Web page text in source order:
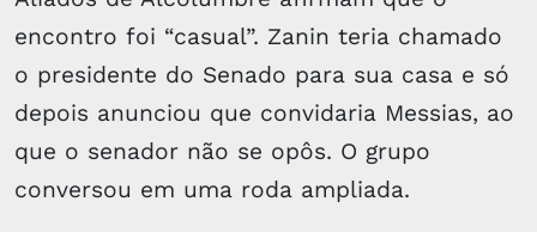
encontro foi “casual”. Zanin teria chamado
o presidente do Senado para sua casa e só
depois anunciou que convidaria Messias, ao
que o senador não se opôs. O grupo
conversou em uma roda ampliada.